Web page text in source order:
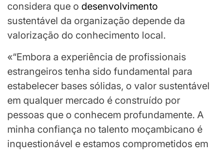
considera que o desenvolvimento
sustentável da organização depende da
valorização do conhecimento local.
«“Embora a experiência de profissionais
estrangeiros tenha sido fundamental para
estabelecer bases sólidas, o valor sustentável
em qualquer mercado é construído por
pessoas que o conhecem profundamente. A
minha confiança no talento moçambicano é
inquestionável e estamos comprometidos em